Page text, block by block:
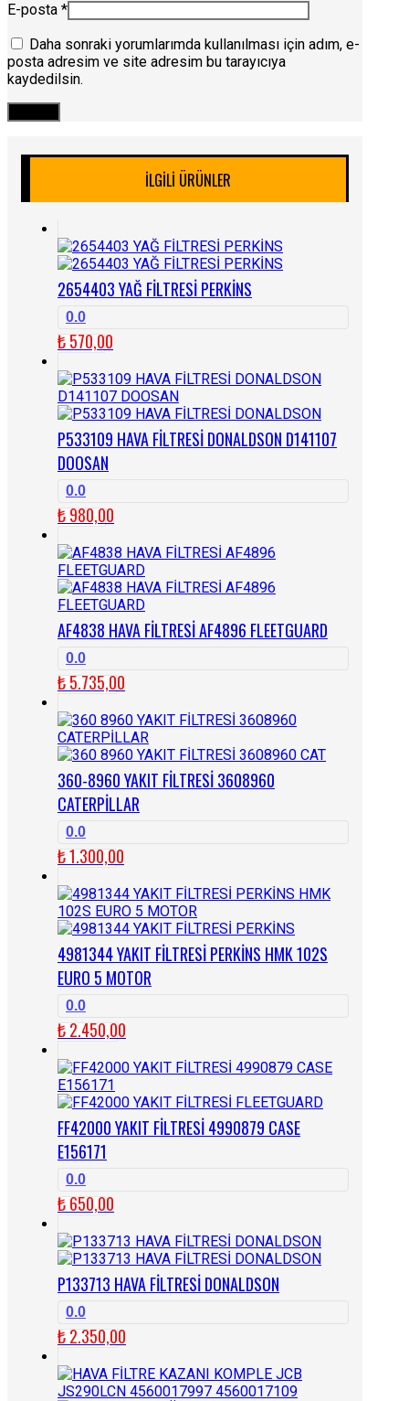
E-posta *
Daha sonraki yorumlarımda kullanılması için adım, e-
posta adresim ve site adresim bu tarayıcıya
kaydedilsin.
İLGILI ÜRÜNLER
2654403 YAĞ FİLTRESİ PERKİNS
0.0
₺570,00
P533109 HAVA FİLTRESİ DONALDSON D141107
DOOSAN
0.0
₺980,00
AF4838 HAVA FİLTRESİ AF4896 FLEETGUARD
0.0
₺5.735,00
360-8960 YAKIT FİLTRESİ 3608960
CATERPİLLAR
0.0
₺1.300,00
4981344 YAKIT FİLTRESİ PERKİNS HMK 102S
EURO 5 MOTOR
0.0
₺2.450,00
FF42000 YAKIT FİLTRESİ 4990879 CASE
E156171
0.0
₺650,00
P133713 HAVA FİLTRESİ DONALDSON
0.0
₺2.350,00